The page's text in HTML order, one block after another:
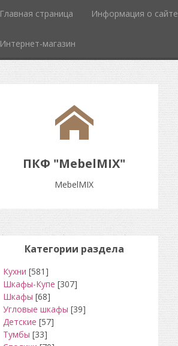
Главная страница Информация о сайте
Интернет-магазин
ПКФ "MebelMIX"
MebelMIX
Категории раздела
Кухни [581]
Шкафы-Купе [307]
Шкафы [68]
Угловые шкафы [39]
Детские [57]
Тумбы [33]